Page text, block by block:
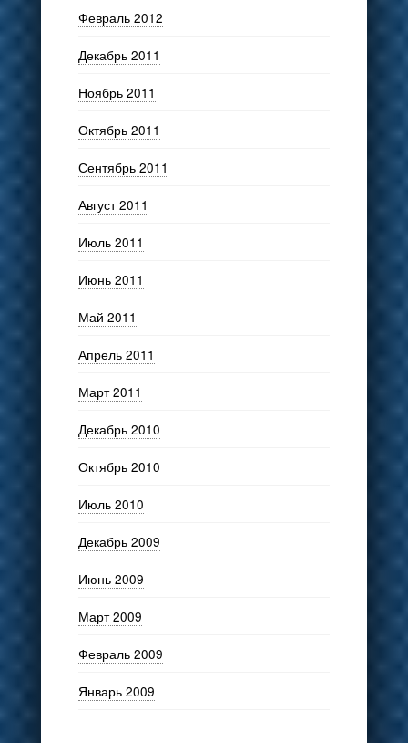
Февраль 2012
Декабрь 2011
Ноябрь 2011
Октябрь 2011
Сентябрь 2011
Август 2011
Июль 2011
Июнь 2011
Май 2011
Апрель 2011
Март 2011
Декабрь 2010
Октябрь 2010
Июль 2010
Декабрь 2009
Июнь 2009
Март 2009
Февраль 2009
Январь 2009